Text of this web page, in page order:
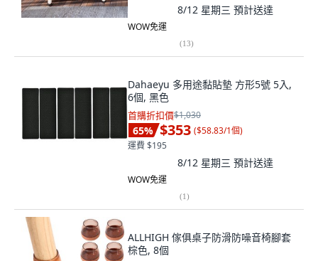
8/12 星期三 預計送達
WOW免運
(13)
Dahaeyu 多用途黏貼墊 方形5號 5入,
6個, 黑色
首購折扣價$1,030
65% $353 ($58.83/1個)
運費 $195
8/12 星期三 預計送達
WOW免運
(1)
ALLHIGH 傢俱桌子防滑防噪音椅腳套
棕色, 8個